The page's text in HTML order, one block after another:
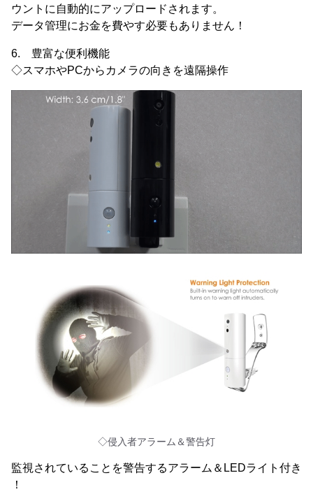
ウントに自動的にアップロードされます。
データ管理にお金を費やす必要もありません！
6. 豊富な便利機能
◇スマホやPCからカメラの向きを遠隔操作
◇侵入者アラーム＆警告灯
監視されていることを警告するアラーム＆LEDライト付き
！